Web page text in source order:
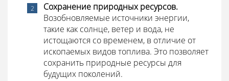
Сохранение природных ресурсов.
Возобновляемые источники энергии,
такие как солнце, ветер и вода, не
истощаются со временем, в отличие от
ископаемых видов топлива. Это позволяет
сохранить природные ресурсы для
будущих поколений.